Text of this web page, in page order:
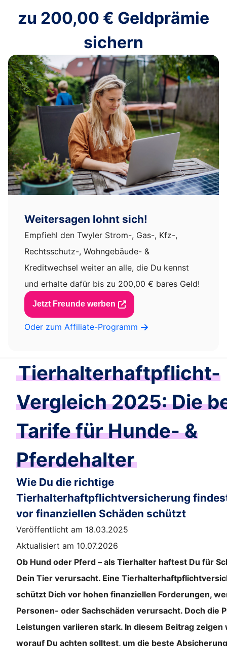
zu 200,00 € Geldprämie
sichern
Weitersagen lohnt sich!
Empfiehl den Twyler Strom-, Gas-, Kfz-,
Rechtsschutz-, Wohngebäude- &
Kreditwechsel weiter an alle, die Du kennst
und erhalte dafür bis zu 200,00 € bares Geld!
Jetzt Freunde werben
Oder zum Affiliate-Programm
Tierhalterhaftpflicht-
Vergleich 2025: Die
Tarife für Hunde- &
Pferdehalter
Wie Du die richtige
Tierhalterhaftpflichtversicherung
vor finanziellen Schäden schützt
Veröffentlicht am 18.03.2025
Aktualisiert am 10.07.2026
Ob Hund oder Pferd – als Tierhalter haftest Du für
Dein Tier verursacht. Eine
schützt Dich vor hohen finanziellen Forderungen,
Personen- oder Sachschäden verursacht. Doch die
Leistungen variieren stark. In diesem Beitrag zeigen
worauf Du achten solltest, um die beste